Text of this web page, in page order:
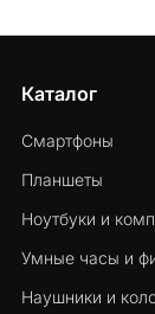
Каталог
Смартфоны
Планшеты
Ноутбуки и
Умные часы и
Наушники и